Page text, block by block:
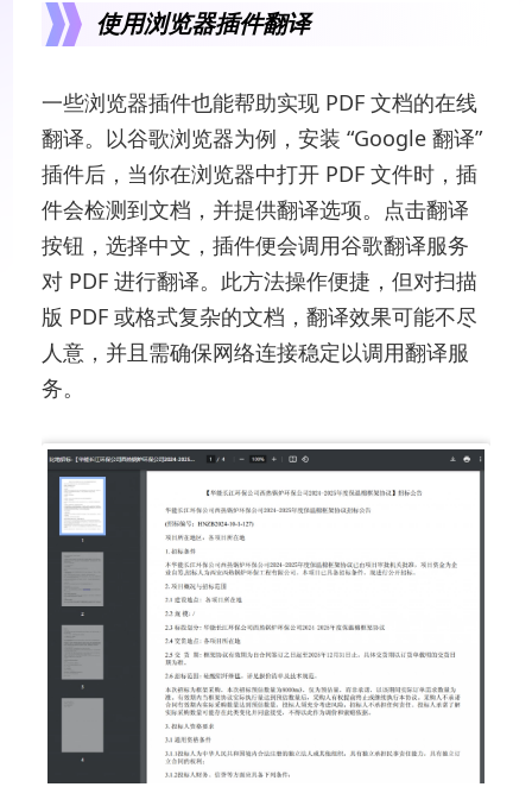
使用浏览器插件翻译
一些浏览器插件也能帮助实现 PDF 文档的在线
翻译。以谷歌浏览器为例，安装 “Google 翻译”
插件后，当你在浏览器中打开 PDF 文件时，插
件会检测到文档，并提供翻译选项。点击翻译
按钮，选择中文，插件便会调用谷歌翻译服务
对 PDF 进行翻译。此方法操作便捷，但对扫描
版 PDF 或格式复杂的文档，翻译效果可能不尽
人意，并且需确保网络连接稳定以调用翻译服
务。